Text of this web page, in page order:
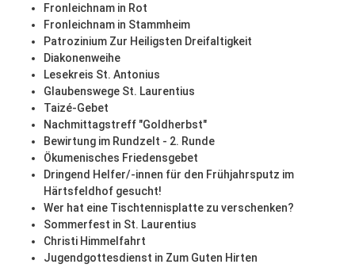
Fronleichnam in Rot
Fronleichnam in Stammheim
Patrozinium Zur Heiligsten Dreifaltigkeit
Diakonenweihe
Lesekreis St. Antonius
Glaubenswege St. Laurentius
Taizé-Gebet
Nachmittagstreff "Goldherbst"
Bewirtung im Rundzelt - 2. Runde
Ökumenisches Friedensgebet
Dringend Helfer/-innen für den Frühjahrsputz im
Härtsfeldhof gesucht!
Wer hat eine Tischtennisplatte zu verschenken?
Sommerfest in St. Laurentius
Christi Himmelfahrt
Jugendgottesdienst in Zum Guten Hirten